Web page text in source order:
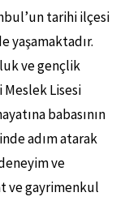
tarihi ilçesi
yaşamaktadır.
ve gençlik
Meslek Lisesi
babasının
adım atarak
ve
ve gayrimenkul